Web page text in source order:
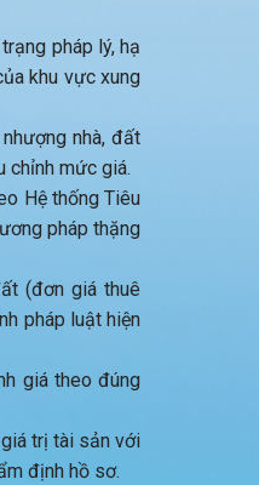
pháp lý, hạ
khu vực xung
nhà, đất
chỉnh mức giá.
Hệ thống Tiêu
pháp thặng
(đơn giá thuê
pháp luật hiện
giá theo đúng
trị tài sản với
định hồ sơ.